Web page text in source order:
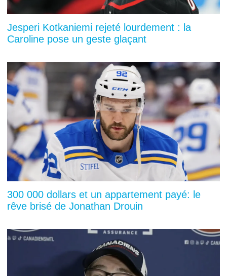
Jesperi Kotkaniemi rejeté lourdement : la
Caroline pose un geste glaçant
300 000 dollars et un appartement payé: le
rêve brisé de Jonathan Drouin